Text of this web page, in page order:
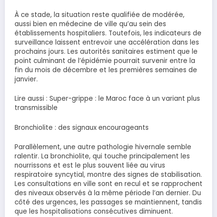
À ce stade, la situation reste qualifiée de modérée,
aussi bien en médecine de ville qu’au sein des
établissements hospitaliers. Toutefois, les indicateurs de
surveillance laissent entrevoir une accélération dans les
prochains jours. Les autorités sanitaires estiment que le
point culminant de l’épidémie pourrait survenir entre la
fin du mois de décembre et les premières semaines de
janvier.
Lire aussi : Super-grippe : le Maroc face à un variant plus
transmissible
Bronchiolite : des signaux encourageants
Parallèlement, une autre pathologie hivernale semble
ralentir. La bronchiolite, qui touche principalement les
nourrissons et est le plus souvent liée au virus
respiratoire syncytial, montre des signes de stabilisation.
Les consultations en ville sont en recul et se rapprochent
des niveaux observés à la même période l’an dernier. Du
côté des urgences, les passages se maintiennent, tandis
que les hospitalisations consécutives diminuent.